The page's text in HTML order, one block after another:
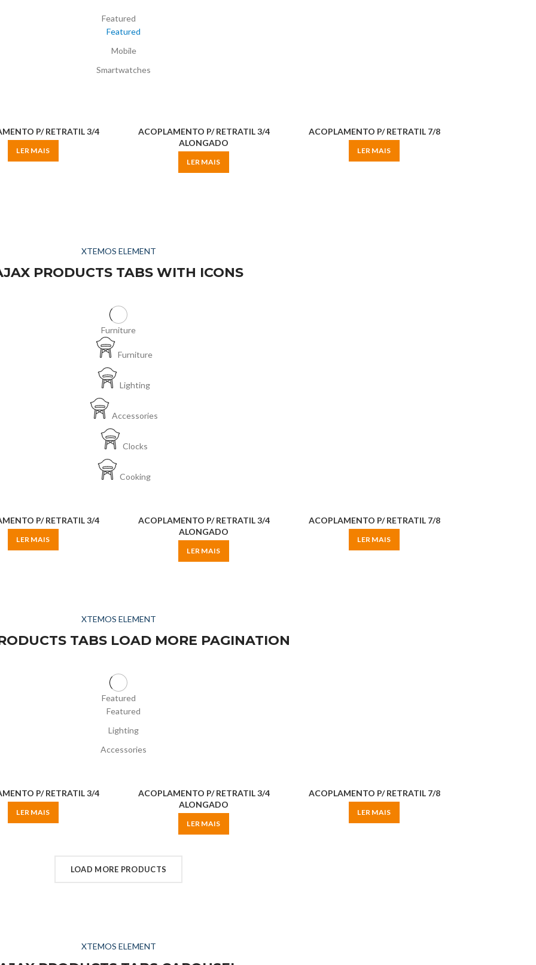
Featured
Featured
Mobile
Smartwatches
P/ RETRATIL 3/4
LER MAIS
ACOPLAMENTO P/ RETRATIL 3/4
ALONGADO
LER MAIS
ACOPLAMENTO P/ RETRATIL 7/8
LER MAIS
XTEMOS ELEMENT
PRODUCTS TABS WITH ICONS
Furniture
Furniture
Lighting
Accessories
Clocks
Cooking
P/ RETRATIL 3/4
LER MAIS
ACOPLAMENTO P/ RETRATIL 3/4
ALONGADO
LER MAIS
ACOPLAMENTO P/ RETRATIL 7/8
LER MAIS
XTEMOS ELEMENT
TABS LOAD MORE PAGINATION
Featured
Featured
Lighting
Accessories
P/ RETRATIL 3/4
LER MAIS
ACOPLAMENTO P/ RETRATIL 3/4
ALONGADO
LER MAIS
ACOPLAMENTO P/ RETRATIL 7/8
LER MAIS
LOAD MORE PRODUCTS
XTEMOS ELEMENT